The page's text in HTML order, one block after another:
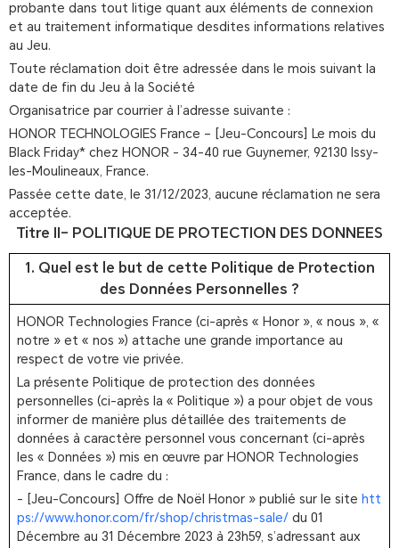
probante dans tout litige quant aux éléments de connexion
et au traitement informatique desdites informations relatives
au Jeu.
Toute réclamation doit être adressée dans le mois suivant la
date de fin du Jeu à la Société
Organisatrice par courrier à l’adresse suivante :
HONOR TECHNOLOGIES France – [Jeu-Concours] Le mois du
Black Friday* chez HONOR - 34-40 rue Guynemer, 92130 Issy-
les-Moulineaux, France.
Passée cette date, le 31/12/2023, aucune réclamation ne sera
acceptée.
Titre II– POLITIQUE DE PROTECTION DES DONNEES
1. Quel est le but de cette Politique de Protection
des Données Personnelles ?
HONOR Technologies France (ci-après « Honor », « nous », «
notre » et « nos ») attache une grande importance au
respect de votre vie privée.
La présente Politique de protection des données
personnelles (ci-après la « Politique ») a pour objet de vous
informer de manière plus détaillée des traitements de
données à caractère personnel vous concernant (ci-après
les « Données ») mis en œuvre par HONOR Technologies
France, dans le cadre du :
- [Jeu-Concours] Offre de Noël Honor » publié sur le site htt
ps://www.honor.com/fr/shop/christmas-sale/ du 01
Décembre au 31 Décembre 2023 à 23h59, s’adressant aux